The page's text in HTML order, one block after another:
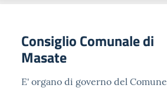
Consiglio Comunale di
Masate
E' organo di governo del Comune